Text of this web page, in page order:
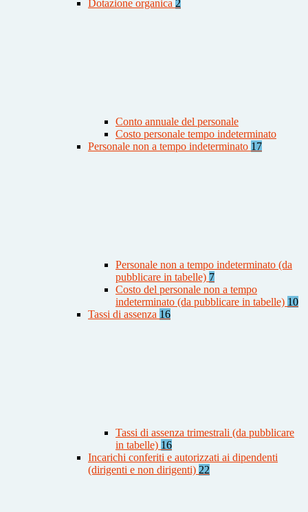
Dotazione organica 2
Conto annuale del personale
Costo personale tempo indeterminato
Personale non a tempo indeterminato 17
Personale non a tempo indeterminato (da
pubblicare in tabelle) 7
Costo del personale non a tempo
indeterminato (da pubblicare in tabelle) 10
Tassi di assenza 16
Tassi di assenza trimestrali (da pubblicare
in tabelle) 16
Incarichi conferiti e autorizzati ai dipendenti
(dirigenti e non dirigenti) 22